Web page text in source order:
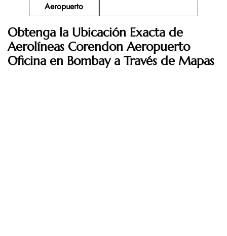
Aeropuerto
Obtenga la Ubicación Exacta de
Aerolíneas CorendonAeropuerto
Oficina en Bombay a Través de Mapas